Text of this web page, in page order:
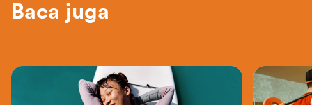
Baca juga